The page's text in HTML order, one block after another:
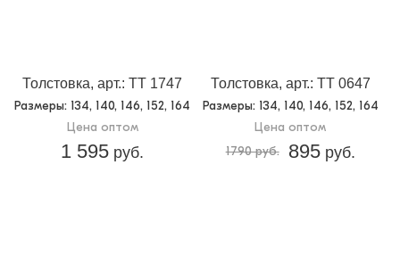
Толстовка, арт.: TT 1747
Размеры: 134, 140, 146, 152, 164
Цена оптом
1 595 руб.
Толстовка, арт.: TT 0647
Размеры: 134, 140, 146, 152, 164
Цена оптом
1790 руб.
895руб.